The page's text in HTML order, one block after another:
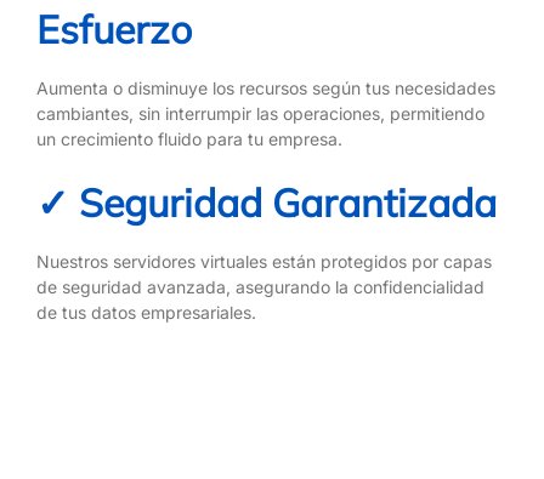
Esfuerzo
Aumenta o disminuye los recursos según tus necesidades
cambiantes, sin interrumpir las operaciones, permitiendo
un crecimiento fluido para tu empresa.
✓ Seguridad Garantizada
Nuestros servidores virtuales están protegidos por capas
de seguridad avanzada, asegurando la confidencialidad
de tus datos empresariales.